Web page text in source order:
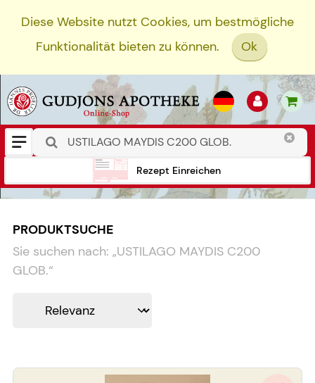
Diese Website nutzt Cookies, um bestmögliche
Funktionalität bieten zu können.
Ok
Rezept Einreichen
PRODUKTSUCHE
Sie suchen nach: „USTILAGO MAYDIS C200
GLOB.“